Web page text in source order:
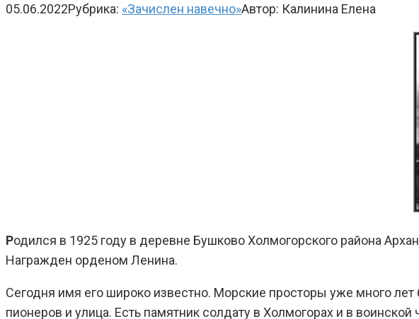
05.06.2022Рубрика: «Зачислен навечно»Автор: Калинина Елена
Родился в 1925 году в деревне Бушково Холмогорского района
Награжден орденом Ленина.
Сегодня имя его широко известно. Морские просторы уже много
пионеров и улица. Есть памятник солдату в Холмогорах и в